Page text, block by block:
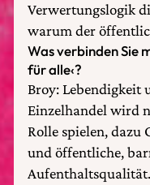
Verwertungslogik
warum der
Was verbinden Sie
für alle‹?
Broy: Lebendigkeit
Einzelhandel wird
Rolle spielen, dazu
und öffentliche,